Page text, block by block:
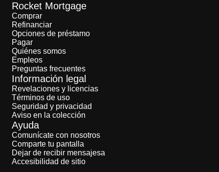
Rocket Mortgage
Comprar
Refinanciar
Opciones de préstamo
Pagar
Quiénes somos
Empleos
Preguntas frecuentes
Información legal
Revelaciones y licencias
Términos de uso
Seguridad y privacidad
Aviso en la colección
Ayuda
Comunícate con nosotros
Comparte tu pantalla
Dejar de recibir mensajesa
Accesibilidad de sitio